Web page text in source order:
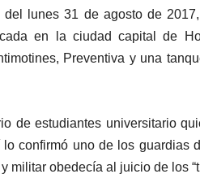
del lunes 31 de agosto de
en la ciudad capital de
Preventiva y una
de estudiantes universitario
confirmó uno de los guardias
obedecía al juicio de los